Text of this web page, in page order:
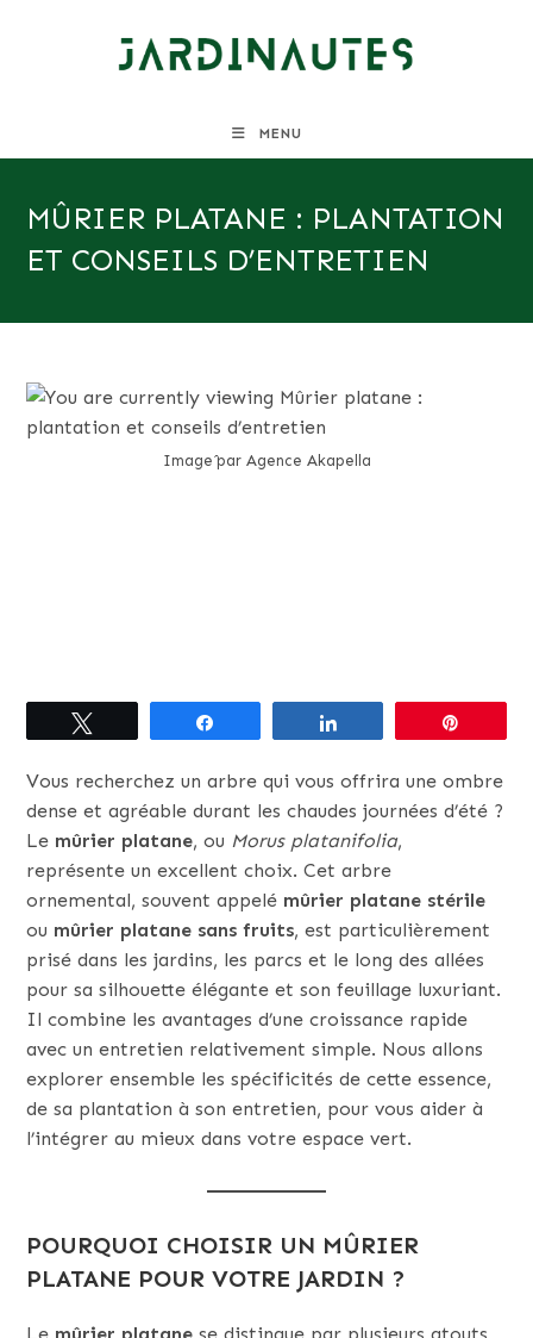
MENU
MÛRIER PLATANE : PLANTATION
ET CONSEILS D’ENTRETIEN
Image ̂par Agence Akapella
Vous recherchez un arbre qui vous offrira une ombre
dense et agréable durant les chaudes journées d’été ?
Le mûrier platane, ou Morus platanifolia,
représente un excellent choix. Cet arbre
ornemental, souvent appelé mûrier platane stérile
ou mûrier platane sans fruits, est particulièrement
prisé dans les jardins, les parcs et le long des allées
pour sa silhouette élégante et son feuillage luxuriant.
Il combine les avantages d’une croissance rapide
avec un entretien relativement simple. Nous allons
explorer ensemble les spécificités de cette essence,
de sa plantation à son entretien, pour vous aider à
l’intégrer au mieux dans votre espace vert.
POURQUOI CHOISIR UN MÛRIER
PLATANE POUR VOTRE JARDIN ?